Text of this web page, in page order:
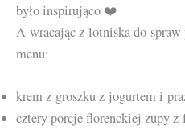
było inspirująco ❤️
A wracając z lotniska do
menu:
krem z groszku z jogurtem i
cztery porcje florenckiej zupy z